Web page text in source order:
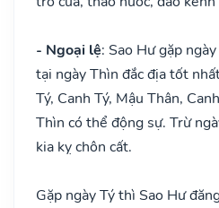
- Ngoại lệ: Sao Hư gặp
tại ngày Thìn đắc địa tốt
Tý, Canh Tý, Mậu Thân,
Thìn có thể động sự. Trừ
kia kỵ chôn cất.
Gặp ngày Tý thì Sao Hư